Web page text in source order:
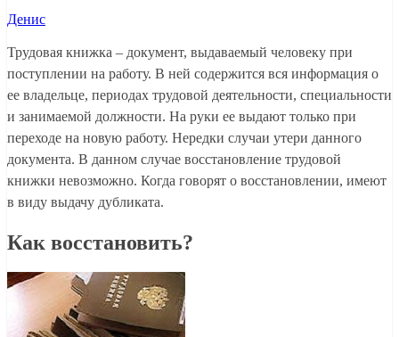
Денис
Трудовая книжка – документ, выдаваемый человеку при
поступлении на работу. В ней содержится вся информация о
ее владельце, периодах трудовой деятельности, специальности
и занимаемой должности. На руки ее выдают только при
переходе на новую работу. Нередки случаи утери данного
документа. В данном случае восстановление трудовой
книжки невозможно. Когда говорят о восстановлении, имеют
в виду выдачу дубликата.
Как восстановить?